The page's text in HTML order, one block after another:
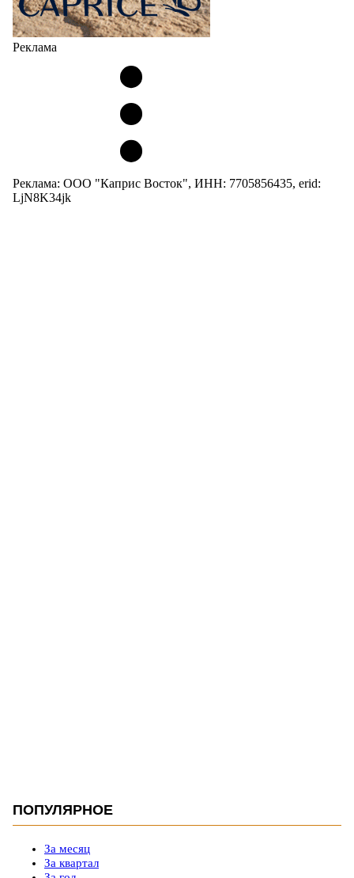
Реклама
Реклама: ООО "Каприс Восток", ИНН: 7705856435, erid:
LjN8K34jk
ПОПУЛЯРНОЕ
За месяц
За квартал